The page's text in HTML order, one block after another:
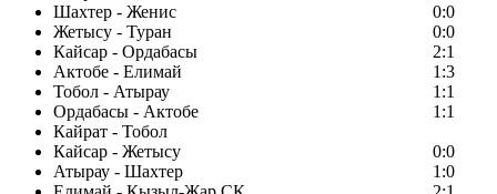
Шахтер - Женис
0:0
Жетысу - Туран
0:0
Кайсар - Ордабасы
2:1
Актобе - Елимай
1:3
Тобол - Атырау
1:1
Ордабасы - Актобе
1:1
Кайрат - Тобол
Кайсар - Жетысу
0:0
Атырау - Шахтер
1:0